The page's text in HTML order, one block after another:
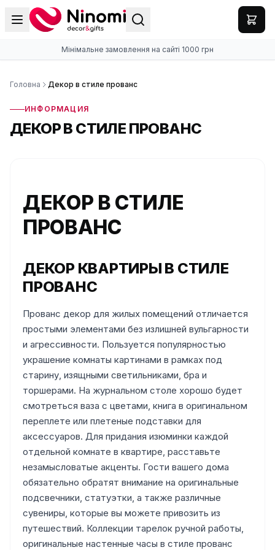
Мінімальне замовлення на сайті 1000 грн
Головна Декор в стиле прованс
ИНФОРМАЦИЯ
ДЕКОР В СТИЛЕ ПРОВАНС
ДЕКОР В СТИЛЕ
ПРОВАНС
ДЕКОР КВАРТИРЫ В СТИЛЕ
ПРОВАНС
Прованс декор для жилых помещений отличается
простыми элементами без излишней вульгарности
и агрессивности. Пользуется популярностью
украшение комнаты картинами в рамках под
старину, изящными светильниками, бра и
торшерами. На журнальном столе хорошо будет
смотреться ваза с цветами, книга в оригинальном
переплете или плетеные подставки для
аксессуаров. Для придания изюминки каждой
отдельной комнате в квартире, расставьте
незамысловатые акценты. Гости вашего дома
обязательно обратят внимание на оригинальные
подсвечники, статуэтки, а также различные
сувениры, которые вы можете привозить из
путешествий. Коллекции тарелок ручной работы,
оригинальные настенные часы в стиле прованс